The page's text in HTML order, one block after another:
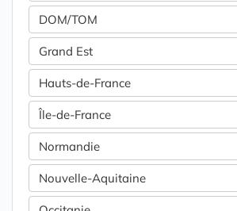
DOM/TOM
Grand Est
Hauts-de-France
Île-de-France
Normandie
Nouvelle-Aquitaine